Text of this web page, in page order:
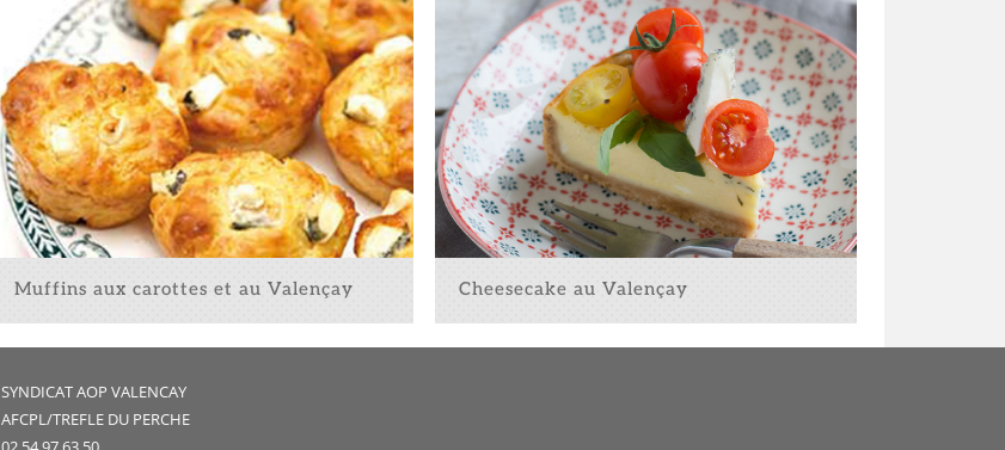
Muffins aux carottes et au Valençay Cheesecake au Valençay
SYNDICAT AOP VALENCAY
AFCPL/TREFLE DU PERCHE